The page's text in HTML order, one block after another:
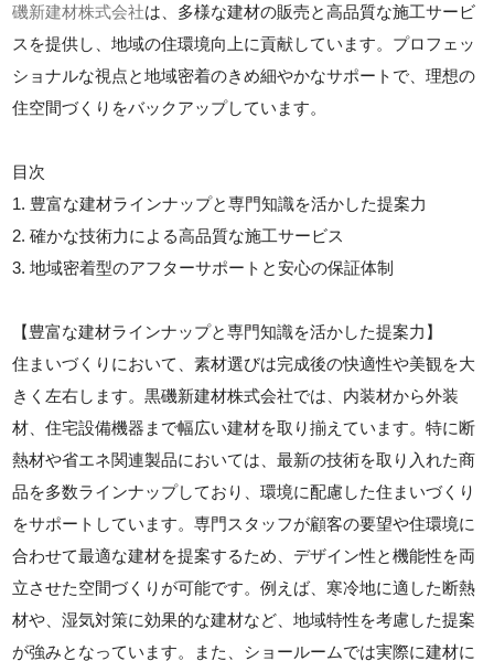
磯新建材株式会社は、多様な建材の販売と高品質な施工サービ
スを提供し、地域の住環境向上に貢献しています。プロフェッ
ショナルな視点と地域密着のきめ細やかなサポートで、理想の
住空間づくりをバックアップしています。
目次
1. 豊富な建材ラインナップと専門知識を活かした提案力
2. 確かな技術力による高品質な施工サービス
3. 地域密着型のアフターサポートと安心の保証体制
【豊富な建材ラインナップと専門知識を活かした提案力】
住まいづくりにおいて、素材選びは完成後の快適性や美観を大
きく左右します。黒磯新建材株式会社では、内装材から外装
材、住宅設備機器まで幅広い建材を取り揃えています。特に断
熱材や省エネ関連製品においては、最新の技術を取り入れた商
品を多数ラインナップしており、環境に配慮した住まいづくり
をサポートしています。専門スタッフが顧客の要望や住環境に
合わせて最適な建材を提案するため、デザイン性と機能性を両
立させた空間づくりが可能です。例えば、寒冷地に適した断熱
材や、湿気対策に効果的な建材など、地域特性を考慮した提案
が強みとなっています。また、ショールームでは実際に建材に